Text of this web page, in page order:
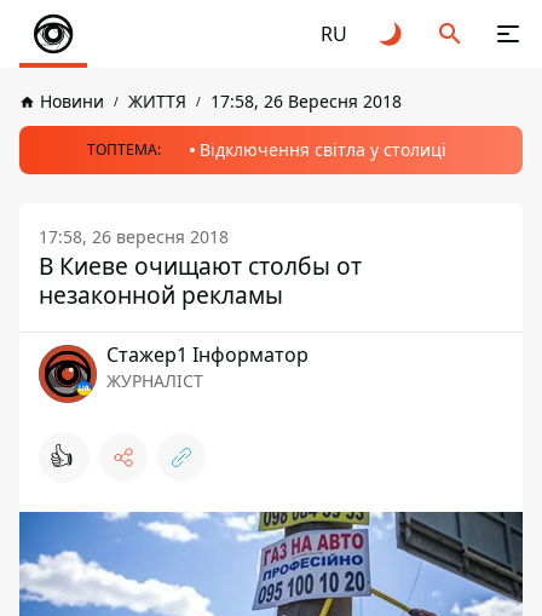
RU
Новини ЖИТТЯ 17:58, 26 Вересня 2018
ТОПТЕМА: Відключення світла у столиці
17:58, 26 вересня 2018
В Киеве очищают столбы от
незаконной рекламы
Стажер1 Інформатор
ЖУРНАЛІСТ
👍